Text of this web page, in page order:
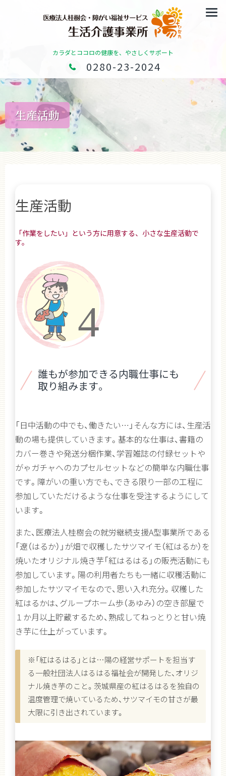
カラダとココロの健康を、やさしくサポート
0280-23-2024
生産活動
生産活動
「作業をしたい」という方に用意する、小さな生産活動で
す。
誰もが参加できる内職仕事にも
取り組みます。
「日中活動の中でも、働きたい…」そんな方には、生産活
動の場も提供していきます。基本的な仕事は、書籍の
カバー巻きや発送分梱作業、学習雑誌の付録セットや
がゃガチャへのカプセルセットなどの簡単な内職仕事
です。障がいの重い方でも、できる限り一部の工程に
参加していただけるような仕事を受注するようにして
います。
また、医療法人桂樹会の就労継続支援A型事業所である
「遼（はるか）」が畑で収穫したサツマイモ（紅はるか）を
焼いたオリジナル焼き芋「紅はるはる」の販売活動にも
参加しています。陽の利用者たちも一緒に収穫活動に
参加したサツマイモなので、思い入れ充分。収穫した
紅はるかは、グループホーム歩（あゆみ）の空き部屋で
１か月以上貯蔵するため、熟成してねっとりと甘い焼
き芋に仕上がっています。
※「紅はるはる」とは…陽の経営サポートを担当す
る一般社団法人はるはる福祉会が開発した、オリジ
ナル焼き芋のこと。茨城県産の紅はるはるを独自の
温度管理で焼いているため、サツマイモの甘さが最
大限に引き出されています。